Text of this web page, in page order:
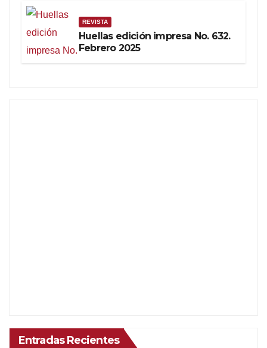
REVISTA
Huellas edición impresa No. 632.
Febrero 2025
Entradas Recientes